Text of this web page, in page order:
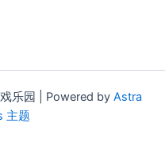
乐园 | Powered by Astra
主题